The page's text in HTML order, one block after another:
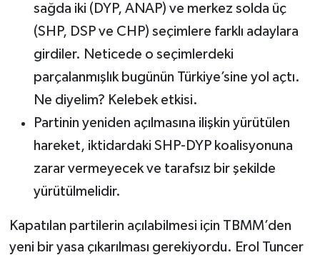
sağda iki (DYP, ANAP) ve merkez solda üç
(SHP, DSP ve CHP) seçimlere farklı adaylara
girdiler. Neticede o seçimlerdeki
parçalanmışlık bugünün Türkiye’sine yol açtı.
Ne diyelim? Kelebek etkisi.
Partinin yeniden açılmasına ilişkin yürütülen
hareket, iktidardaki SHP-DYP koalisyonuna
zarar vermeyecek ve tarafsız bir şekilde
yürütülmelidir.
Kapatılan partilerin açılabilmesi için TBMM’den
yeni bir yasa çıkarılması gerekiyordu. Erol Tuncer